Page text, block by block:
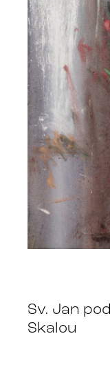
Sv. Jan pod
Skalou